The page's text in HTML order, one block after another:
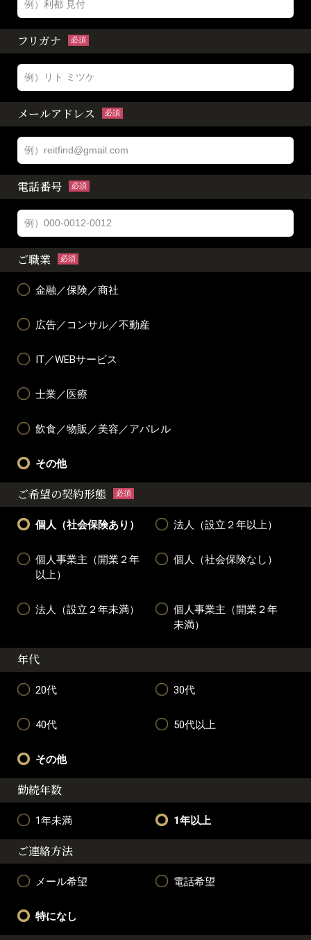
フリガナ 必須
メールアドレス 必須
電話番号 必須
ご職業 必須
金融／保険／商社
広告／コンサル／不動産
IT／WEBサービス
士業／医療
飲食／物販／美容／アパレル
その他
ご希望の契約形態 必須
個人（社会保険あり） 法人（設立２年以上）
個人事業主（開業２年
以上）
個人（社会保険なし）
法人（設立２年未満）
個人事業主（開業２年
未満）
年代
20代 30代
40代 50代以上
その他
勤続年数
1年未満 1年以上
ご連絡方法
メール希望 電話希望
特になし